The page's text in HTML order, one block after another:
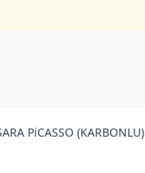
PiCASSO (KARBONLU)